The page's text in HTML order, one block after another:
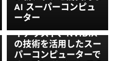
AI スーパーコンピュ
ーター
ゴードン ベル賞ファ
イナリスト、NVIDIA
の技術を活用したスー
パーコンピューターで